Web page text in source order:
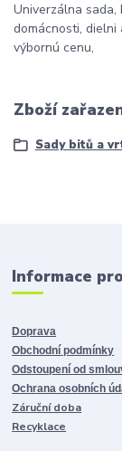
Univerzálna
domácnosti, dielni
výbornú cenu,
Zboží
Sady bitů a
Informace
Doprava
Obchodní podmínky
Odstoupení od
Ochrana osobních
Záruční doba
Recyklace